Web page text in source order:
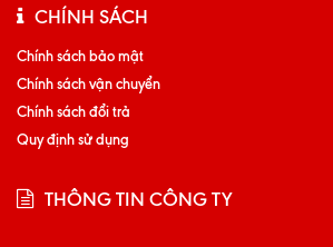
CHÍNH SÁCH
Chính sách bảo mật
Chính sách vận chuyển
Chính sách đổi trả
Quy định sử dụng
THÔNG TIN CÔNG TY